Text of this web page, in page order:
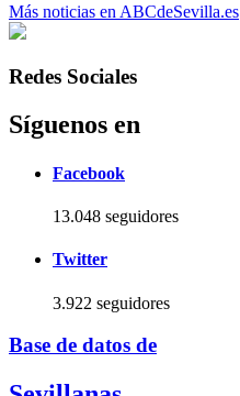
Más noticias en ABCdeSevilla.es
Redes Sociales
Síguenos en
Facebook
13.048 seguidores
Twitter
3.922 seguidores
Base de datos de